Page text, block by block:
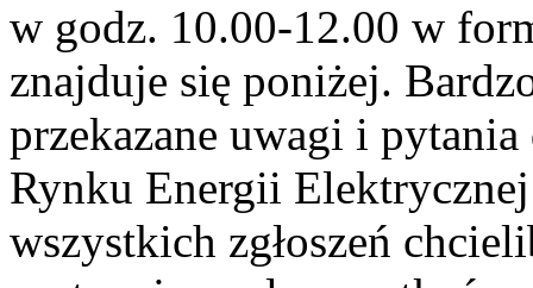
w godz. 10.00-12.00 w
znajduje się poniżej.
przekazane uwagi i
Rynku Energii
wszystkich zgłoszeń